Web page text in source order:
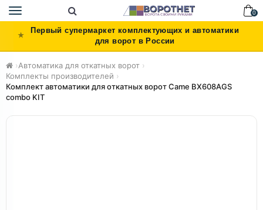
Toggle
navigation
0
Первый супермаркет комплектующих и автоматики
для ворот в России
›Автоматика для откатных ворот ›
Комплекты производителей ›
Комплект автоматики для откатных ворот Came BX608AGS
combo KIT